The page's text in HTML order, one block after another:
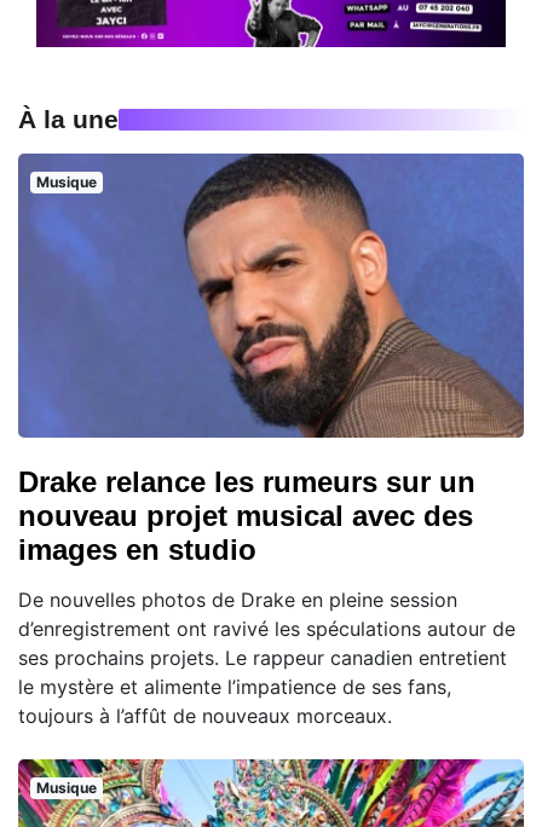
À la une
Musique
Drake relance les rumeurs sur un
nouveau projet musical avec des
images en studio
De nouvelles photos de Drake en pleine session
d’enregistrement ont ravivé les spéculations autour de
ses prochains projets. Le rappeur canadien entretient
le mystère et alimente l’impatience de ses fans,
toujours à l’affût de nouveaux morceaux.
Musique